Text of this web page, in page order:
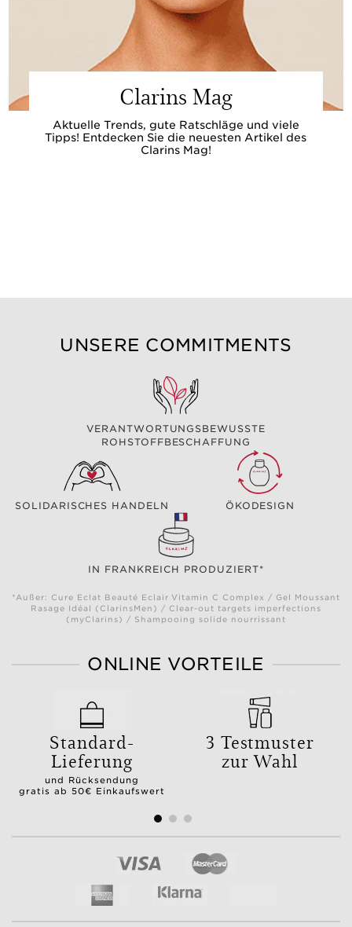
Clarins Mag
Aktuelle Trends, gute Ratschläge und viele
Tipps! Entdecken Sie die neuesten Artikel des
Clarins Mag!
UNSERE COMMITMENTS
VERANTWORTUNGSBEWUSSTE
ROHSTOFFBESCHAFFUNG
SOLIDARISCHES HANDELN ÖKODESIGN
IN FRANKREICH PRODUZIERT*
*Außer: Cure Eclat Beauté Eclair Vitamin C Complex / Gel Moussant
Rasage Idéal (ClarinsMen) / Clear-out targets imperfections
(myClarins) / Shampooing solide nourrissant
ONLINE VORTEILE
Standard-
Lieferung
und Rücksendung
gratis ab 50€ Einkaufswert
3 Testmuster
zur Wahl